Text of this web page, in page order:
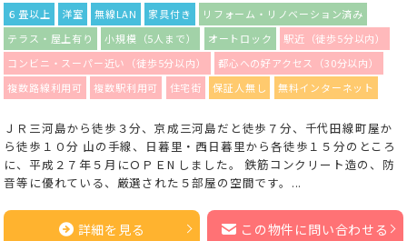
６畳以上 洋室 無線LAN 家具付き
リフォーム・リノベーション済み
テラス・屋上有り
小規模（5人まで） オートロック
駅近（徒歩5分以内）
コンビニ・スーパー近い（徒歩5分以内）
都心への好アクセス（30分以内）
複数路線利用可
複数駅利用可 住宅街 保証人無し 無料インターネット
ＪＲ三河島から徒歩３分、京成三河島だと徒歩７分、千代田線町屋か
ら徒歩１０分 山の手線、日暮里・西日暮里から各徒歩１５分のところ
に、平成２７年５月にＯＰＥN しました。 鉄筋コンクリート造の、防
音等に優れている、厳選された５部屋の空間です。...
詳細を見る この物件に問い合わせる